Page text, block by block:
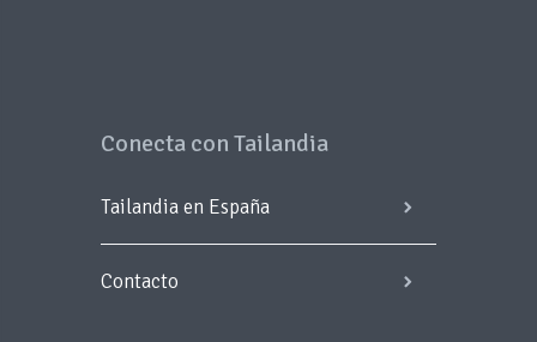
Conecta con Tailandia
Tailandia en España
Contacto